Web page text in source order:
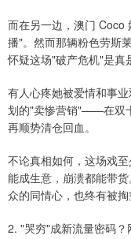
而在另一边，澳门 Coco
播"。然而那辆粉色劳斯
怀疑这场"破产危机"是真
有人心疼她被爱情和事
划的"卖惨营销"——在双
再顺势清仓回血。
不论真相如何，这场戏
能成生意，崩溃都能带
众的同情心，也终有被掏
2. "哭穷"成新流量密码